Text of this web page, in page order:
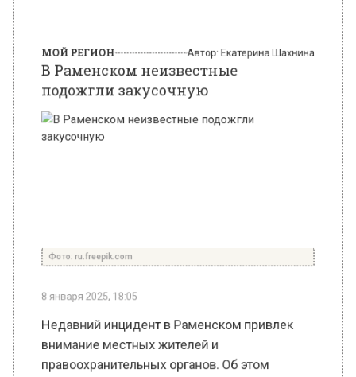
8 января 2025, 18:05
внимание местных жителей и
правоохранительных органов. Об этом
сообщает Telegram-канал «Москва с